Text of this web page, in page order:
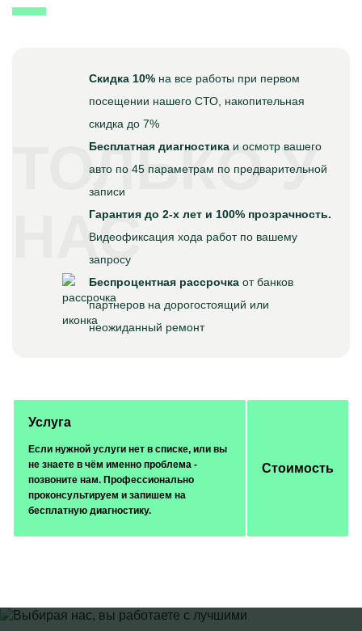
Скидка 10% на все работы при первом
посещении нашего СТО, накопительная
скидка до 7%
Бесплатная диагностика и осмотр вашего
авто по 45 параметрам по предварительной
записи
Гарантия до 2-х лет и 100% прозрачность.
Видеофиксация хода работ по вашему
запросу
Беспроцентная рассрочка от банков
партнеров на дорогостоящий или
неожиданный ремонт
ТОЛЬКО У
НАС
Услуга
Если нужной услуги нет в списке, или вы
не знаете в чём именно проблема -
позвоните нам. Профессионально
проконсультируем и запишем на
бесплатную диагностику.
Стоимость